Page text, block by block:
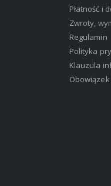
Płatność i
Zwroty,
Regulamin
Polityka
Klauzula